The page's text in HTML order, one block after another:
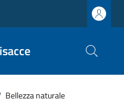
Bellezza naturale